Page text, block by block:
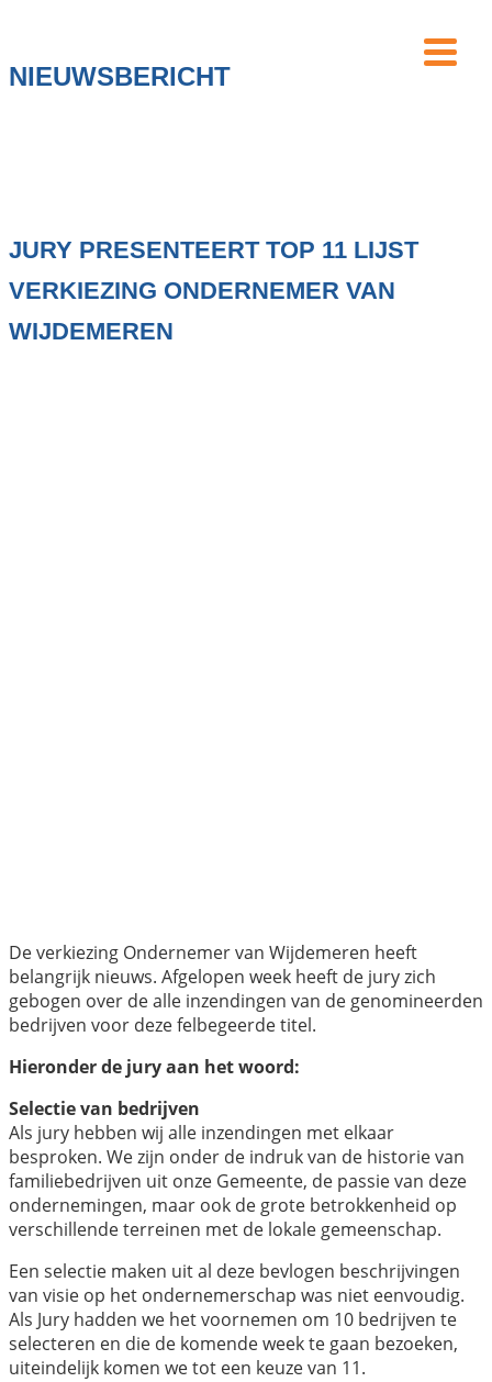
NIEUWSBERICHT
JURY PRESENTEERT TOP 11 LIJST
VERKIEZING ONDERNEMER VAN
WIJDEMEREN
De verkiezing Ondernemer van Wijdemeren heeft
belangrijk nieuws. Afgelopen week heeft de jury zich
gebogen over de alle inzendingen van de genomineerden
bedrijven voor deze felbegeerde titel.
Hieronder de jury aan het woord:
Selectie van bedrijven
Als jury hebben wij alle inzendingen met elkaar
besproken. We zijn onder de indruk van de historie van
familiebedrijven uit onze Gemeente, de passie van deze
ondernemingen, maar ook de grote betrokkenheid op
verschillende terreinen met de lokale gemeenschap.
Een selectie maken uit al deze bevlogen beschrijvingen
van visie op het ondernemerschap was niet eenvoudig.
Als Jury hadden we het voornemen om 10 bedrijven te
selecteren en die de komende week te gaan bezoeken,
uiteindelijk komen we tot een keuze van 11.